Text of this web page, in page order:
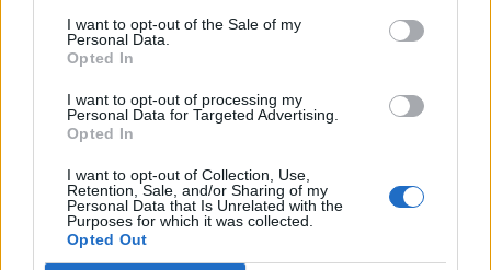
I want to opt-out of the Sale of my
Personal Data.
Opted In
I want to opt-out of processing my
Personal Data for Targeted Advertising.
Opted In
I want to opt-out of Collection, Use,
Retention, Sale, and/or Sharing of my
Personal Data that Is Unrelated with the
Purposes for which it was collected.
Opted Out
σας βοηθήσουν να γεμίσετε με φυτικές ίνες,
φυτοθρεπτικά συστατικά και φυτικές
με ένα καλύτερο λιπιδικό πλαίσιο.
Η βελτίωση των επιπέδων των λιπιδίων σας
μπορεί να πάρει χρόνο και να περιλαμβάνει
φαρμακολογική βοήθεια εκτός από την
αλλαγή του τρόπου ζωής. Εκτός από τη δίαιτα,